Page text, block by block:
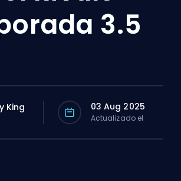
3.5
King 03 Aug 2025
Actualizado el